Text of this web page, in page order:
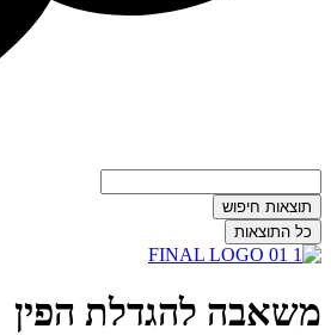
תוצאות חיפוש
כל התוצאות
משאבה להגדלת הפין